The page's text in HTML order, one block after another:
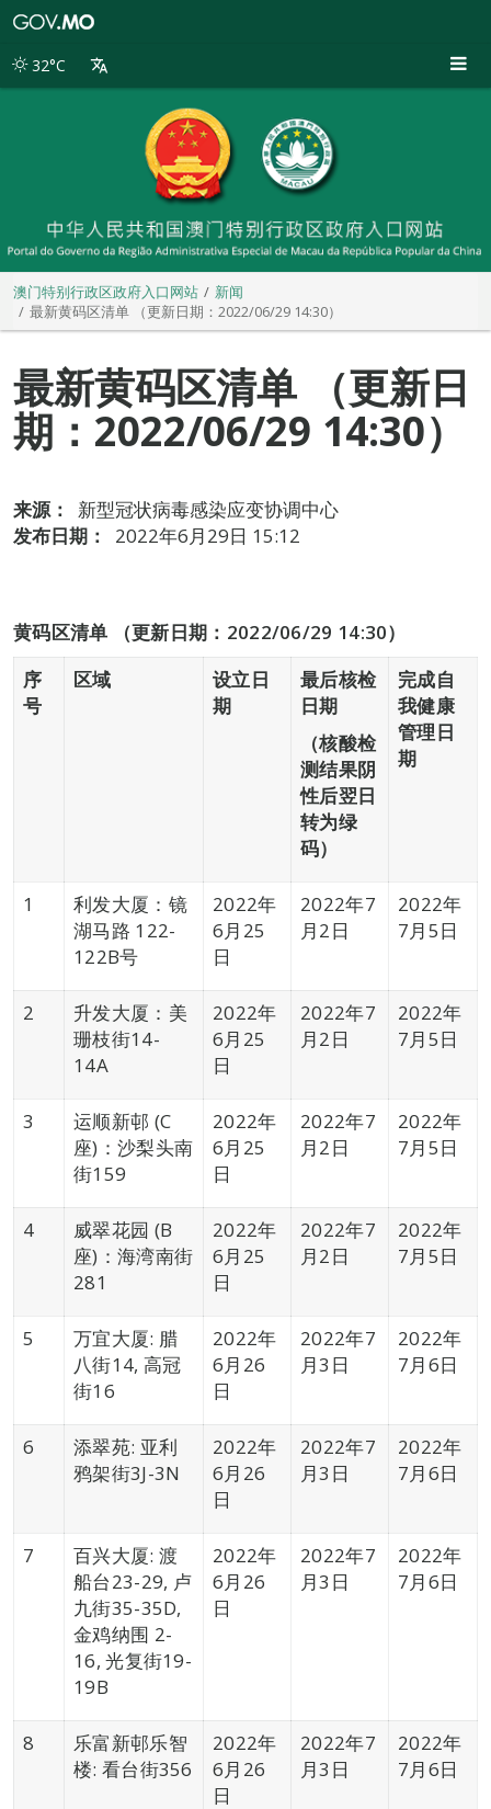
别
32°C
澳门特别行政区政府入口网站
新闻
最新黄码区清单 （更新日期：2022/06/29 14:30）
最新黄码区清单 （更新日
期：2022/06/29 14:30）
来源：
新型冠状病毒感染应变协调中心
发布日期：
2022年6月29日 15:12
黄码区清单
（更新日期：2022/06/29 14:30）
序
号
区域
设立日
期
最后核检
日期
（核酸检
测结果阴
性后翌日
转为绿
码）
完成自
我健康
管理日
期
1
利发大厦：镜
湖马路 122-
122B号
2022年
6月25
日
2022年7
月2日
2022年
7月5日
2
升发大厦：美
珊枝街14-
14A
2022年
6月25
日
2022年7
月2日
2022年
7月5日
3
运顺新邨 (C
座)：沙梨头南
街159
2022年
6月25
日
2022年7
月2日
2022年
7月5日
4
威翠花园 (B
座)：海湾南街
281
2022年
6月25
日
2022年7
月2日
2022年
7月5日
5
万宜大厦: 腊
八街14, 高冠
街16
2022年
6月26
日
2022年7
月3日
2022年
7月6日
6
添翠苑: 亚利
鸦架街3J-3N
2022年
6月26
日
2022年7
月3日
2022年
7月6日
7
百兴大厦: 渡
船台23-29, 卢
九街35-35D,
金鸡纳围 2-
16, 光复街19-
19B
2022年
6月26
日
2022年7
月3日
2022年
7月6日
8
乐富新邨乐智
楼: 看台街356
2022年
6月26
日
2022年7
月3日
2022年
7月6日